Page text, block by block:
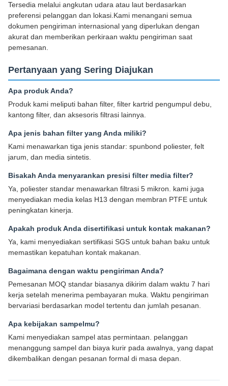
Tersedia melalui angkutan udara atau laut berdasarkan
preferensi pelanggan dan lokasi.Kami menangani semua
dokumen pengiriman internasional yang diperlukan dengan
akurat dan memberikan perkiraan waktu pengiriman saat
pemesanan.
Pertanyaan yang Sering Diajukan
Apa produk Anda?
Produk kami meliputi bahan filter, filter kartrid pengumpul debu,
kantong filter, dan aksesoris filtrasi lainnya.
Apa jenis bahan filter yang Anda miliki?
Kami menawarkan tiga jenis standar: spunbond poliester, felt
jarum, dan media sintetis.
Bisakah Anda menyarankan presisi filter media filter?
Ya, poliester standar menawarkan filtrasi 5 mikron. kami juga
menyediakan media kelas H13 dengan membran PTFE untuk
peningkatan kinerja.
Apakah produk Anda disertifikasi untuk kontak makanan?
Ya, kami menyediakan sertifikasi SGS untuk bahan baku untuk
memastikan kepatuhan kontak makanan.
Bagaimana dengan waktu pengiriman Anda?
Pemesanan MOQ standar biasanya dikirim dalam waktu 7 hari
kerja setelah menerima pembayaran muka. Waktu pengiriman
bervariasi berdasarkan model tertentu dan jumlah pesanan.
Apa kebijakan sampelmu?
Kami menyediakan sampel atas permintaan. pelanggan
menanggung sampel dan biaya kurir pada awalnya, yang dapat
dikembalikan dengan pesanan formal di masa depan.